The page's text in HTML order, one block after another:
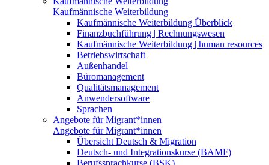
Kaufmännische Weiterbildung
Kaufmännische Weiterbildung Überblick
Finanzbuchführung | Rechnungswesen
Kaufmännische Weiterbildung | human resources
Betriebswirtschaft
Außenhandel
Büromanagement
Qualitätsmanagement
Anwendersoftware
Sprachen
Angebote für Migrant*innen
Angebote für Migrant*innen
Übersicht Deutsch & Migration
Deutsch- und Integrationskurse (BAMF)
Berufssprachkurse (BSK)